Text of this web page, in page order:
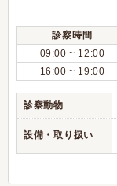
診察時間
09:00 ~ 12:00
16:00 ~ 19:00
診察動物
設備・取り扱い